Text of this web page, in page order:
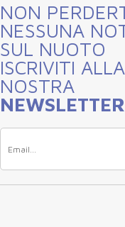
NON
NESSUNA
SUL NUOTO
ISCRIVITI ALLA
NOSTRA
NEWSLETTER